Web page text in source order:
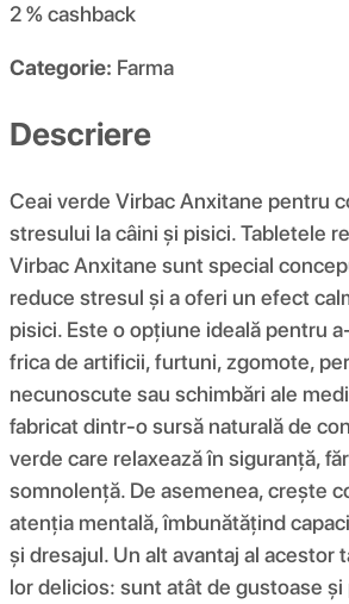
2 %cashback
Categorie: Farma
Descriere
Ceai verde Virbac Anxitane pentru
stresului la câini și pisici. Tabletele
Virbac Anxitane sunt special
reduce stresul și a oferi un efect
pisici. Este o opțiune ideală pentru
frica de artificii, furtuni, zgomote,
necunoscute sau schimbări ale
fabricat dintr-o sursă naturală de
verde care relaxează în siguranță,
somnolență. De asemenea, crește
atenția mentală, îmbunătățind
și dresajul. Un alt avantaj al acestor
lor delicios: sunt atât de gustoase